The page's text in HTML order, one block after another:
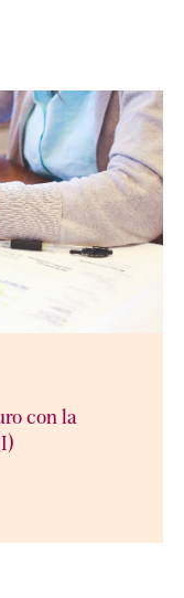
con la